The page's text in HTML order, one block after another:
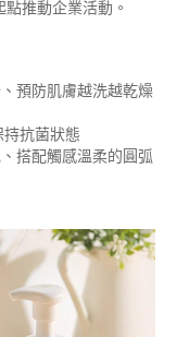
推動企業活動。
預防肌膚越洗越乾燥
抗菌狀態
搭配觸感溫柔的圓弧